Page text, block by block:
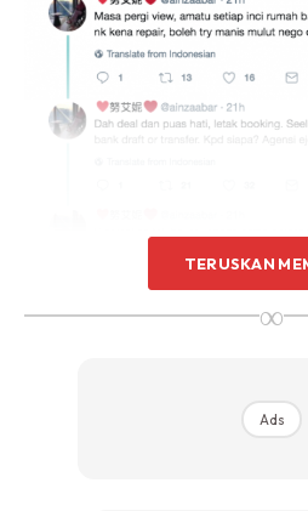
Sentuhan Midas penuh
untuk kediaman
Rahsia dari IMPIANA,
TERUSKAN
∞
Ads